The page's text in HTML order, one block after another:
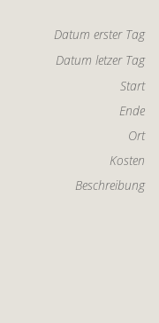
Datum erster Tag
Datum letzer Tag
Start
Ende
Ort
Kosten
Beschreibung